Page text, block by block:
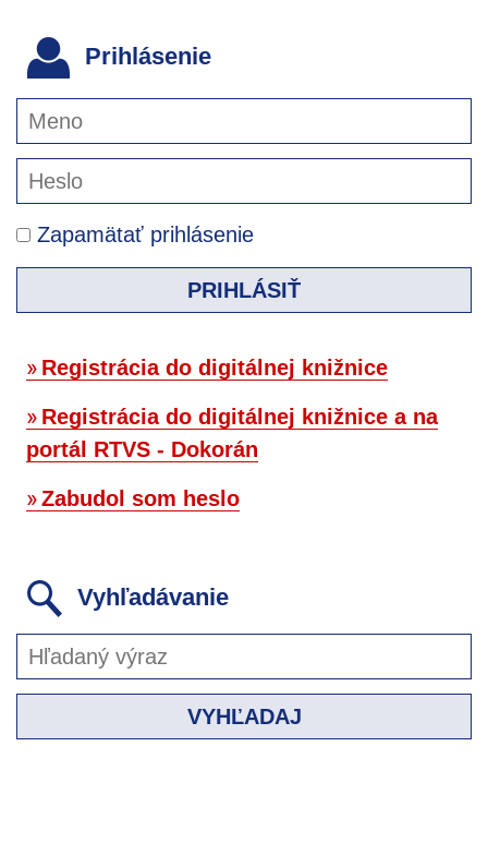
Prihlásenie
Zapamätať prihlásenie
PRIHLÁSIŤ
Registrácia do digitálnej knižnice
Registrácia do digitálnej knižnice a na
portál RTVS - Dokorán
Zabudol som heslo
Vyhľadávanie
VYHĽADAJ